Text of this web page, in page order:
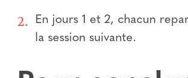
En jours 1 et 2, chacun
la session suivante.